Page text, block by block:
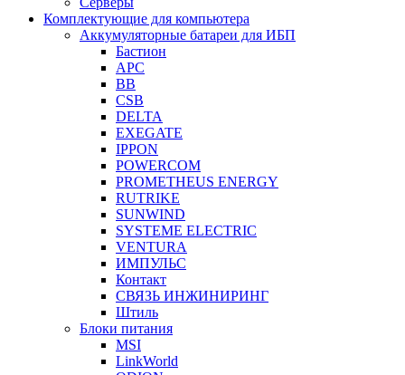
Комплектующие для компьютера
Аккумуляторные батареи для ИБП
Бастион
APC
BB
CSB
DELTA
EXEGATE
IPPON
POWERCOM
PROMETHEUS ENERGY
RUTRIKE
SUNWIND
SYSTEME ELECTRIC
VENTURA
ИМПУЛЬС
Контакт
СВЯЗЬ ИНЖИНИРИНГ
Штиль
Блоки питания
MSI
LinkWorld